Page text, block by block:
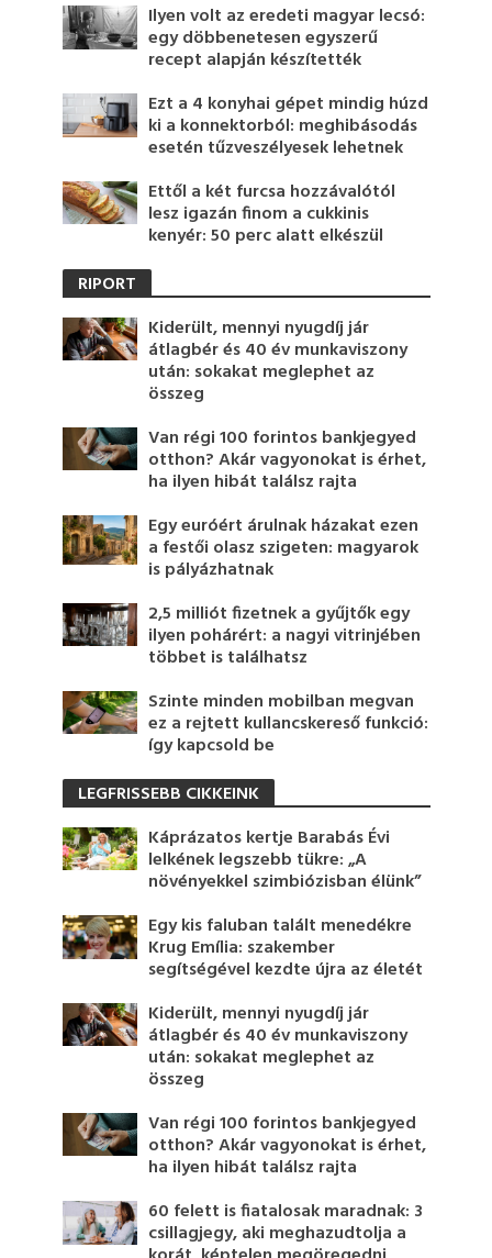
Ilyen volt az eredeti magyar lecsó:
egy döbbenetesen egyszerű
recept alapján készítették
Ezt a 4 konyhai gépet mindig húzd
ki a konnektorból: meghibásodás
esetén tűzveszélyesek lehetnek
Ettől a két furcsa hozzávalótól
lesz igazán finom a cukkinis
kenyér: 50 perc alatt elkészül
RIPORT
Kiderült, mennyi nyugdíj jár
átlagbér és 40 év munkaviszony
után: sokakat meglephet az
összeg
Van régi 100 forintos bankjegyed
otthon? Akár vagyonokat is érhet,
ha ilyen hibát találsz rajta
Egy euróért árulnak házakat ezen
a festői olasz szigeten: magyarok
is pályázhatnak
2,5 milliót fizetnek a gyűjtők egy
ilyen pohárért: a nagyi vitrinjében
többet is találhatsz
Szinte minden mobilban megvan
ez a rejtett kullancskereső funkció:
így kapcsold be
LEGFRISSEBB CIKKEINK
Káprázatos kertje Barabás Évi
lelkének legszebb tükre: „A
növényekkel szimbiózisban élünk”
Egy kis faluban talált menedékre
Krug Emília: szakember
segítségével kezdte újra az életét
Kiderült, mennyi nyugdíj jár
átlagbér és 40 év munkaviszony
után: sokakat meglephet az
összeg
Van régi 100 forintos bankjegyed
otthon? Akár vagyonokat is érhet,
ha ilyen hibát találsz rajta
60 felett is fiatalosak maradnak: 3
csillagjegy, aki meghazudtolja a